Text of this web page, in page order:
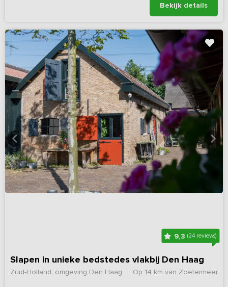
Bekijk details
9,3(24 reviews)
Slapen in unieke bedstedes vlakbij Den Haag
Op 14 km van Zoetermeer
Zuid-Holland, omgeving Den Haag